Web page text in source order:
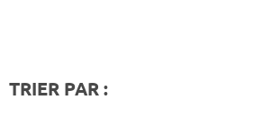
TRIER PAR :